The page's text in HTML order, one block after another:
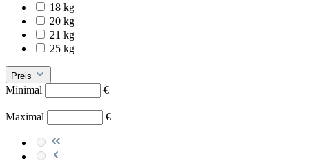
18 kg
20 kg
21 kg
25 kg
Preis
Minimal
€
–
Maximal
€